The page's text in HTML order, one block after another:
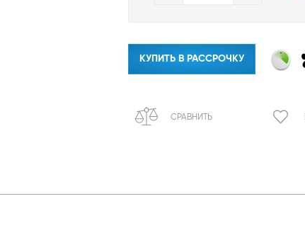
КУПИТЬ В РАССРОЧКУ
СРАВНИТЬ